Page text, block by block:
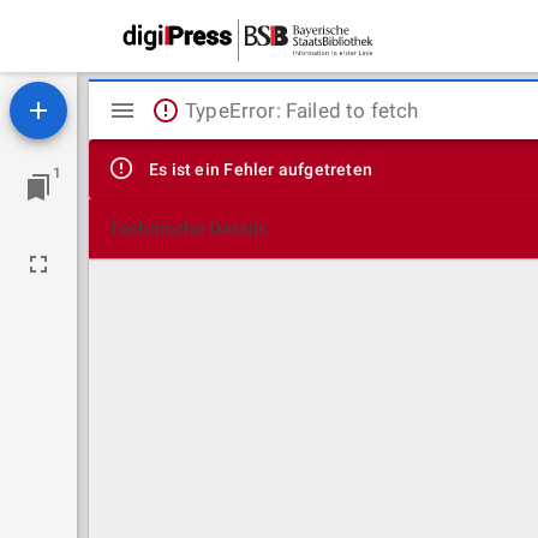
1
Mirador
Viewer
TypeError: Failed to fetch
Es ist ein Fehler aufgetreten
Technische Details